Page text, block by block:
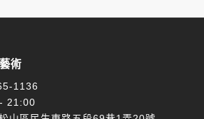
術
1136
21:00